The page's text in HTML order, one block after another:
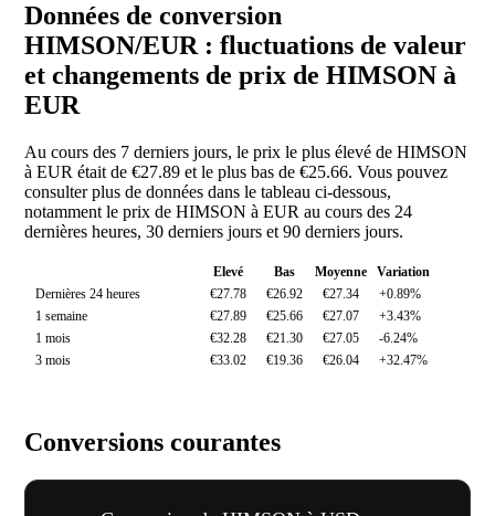
Données de conversion
HIMSON/EUR : fluctuations de valeur
et changements de prix de HIMSON à
EUR
Au cours des 7 derniers jours, le prix le plus élevé de HIMSON
à EUR était de €27.89 et le plus bas de €25.66. Vous pouvez
consulter plus de données dans le tableau ci-dessous,
notamment le prix de HIMSON à EUR au cours des 24
dernières heures, 30 derniers jours et 90 derniers jours.
Elevé Bas Moyenne
Variation
Dernières 24 heures
€27.78 €26.92 €27.34
+0.89%
1 semaine
€27.89 €25.66 €27.07
+3.43%
1 mois
€32.28 €21.30 €27.05
-6.24%
3 mois
€33.02 €19.36 €26.04 +32.47%
Conversions courantes